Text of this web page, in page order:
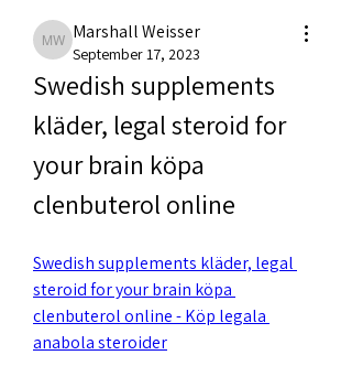
Marshall Weisser
Marshall Weisser
September 17, 2023
Swedish supplements
kläder, legal steroid for
your brain köpa
clenbuterol online
Swedish supplements kläder, legal
steroid for your brain köpa
clenbuterol online - Köp legala
anabola steroider